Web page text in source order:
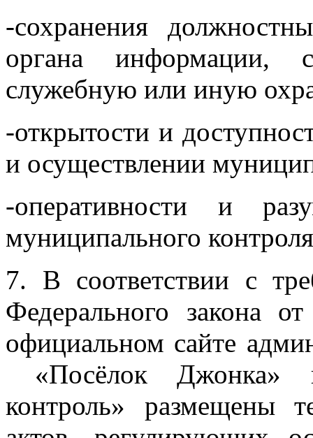
-сохранения
органа информации,
служебную или иную
-открытости и
и осуществлении
-оперативности и
муниципального
7. В соответствии с
Федерального закона
официальном сайте
«Посёлок Джонка»
контроль» размещены